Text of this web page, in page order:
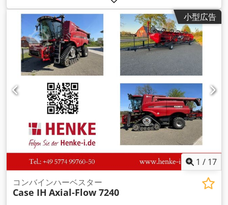
小型広告
1 / 17
コンバインハーベスター
Case IH Axial-Flow 7240